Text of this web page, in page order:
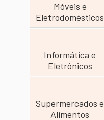
Móveis e
Eletrodomésticos
Informática e
Eletrônicos
Supermercados e
Alimentos